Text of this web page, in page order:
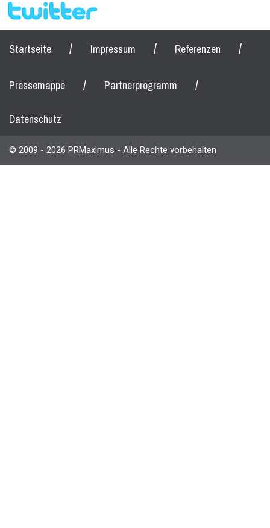
Startseite / Impressum / Referenzen /
Pressemappe / Partnerprogramm /
Datenschutz
© 2009 - 2026 PRMaximus - Alle Rechte vorbehalten